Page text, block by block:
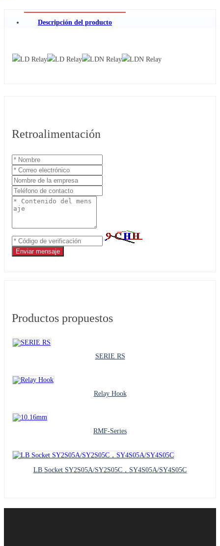
Descripción del producto
Retroalimentación
Enviar mensaje
Productos propuestos
SERIE RS
Relay Hook
RMF-Series
LB Socket SY2S05A/SY2S05C，SY4S05A/SY4S05C